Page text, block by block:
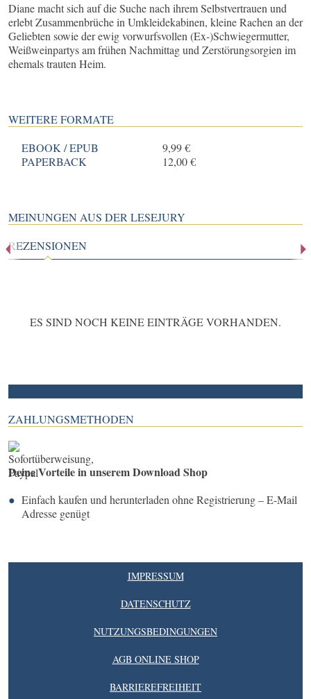
Diane macht sich auf die Suche nach ihrem Selbstvertrauen und
erlebt Zusammenbrüche in Umkleidekabinen, kleine Rachen an der
Geliebten sowie der ewig vorwurfsvollen (Ex-)Schwiegermutter,
Weißweinpartys am frühen Nachmittag und Zerstörungsorgien im
ehemals trauten Heim.
WEITERE FORMATE
EBOOK / EPUB
9,99 €
PAPERBACK
12,00 €
MEINUNGEN AUS DER LESEJURY
REZENSIONEN
ES SIND NOCH KEINE EINTRÄGE VORHANDEN.
ZAHLUNGSMETHODEN
Deine Vorteile in unserem Download Shop
Einfach kaufen und herunterladen ohne Registrierung – E-Mail
Adresse genügt
IMPRESSUM
DATENSCHUTZ
NUTZUNGSBEDINGUNGEN
AGB ONLINE SHOP
BARRIEREFREIHEIT